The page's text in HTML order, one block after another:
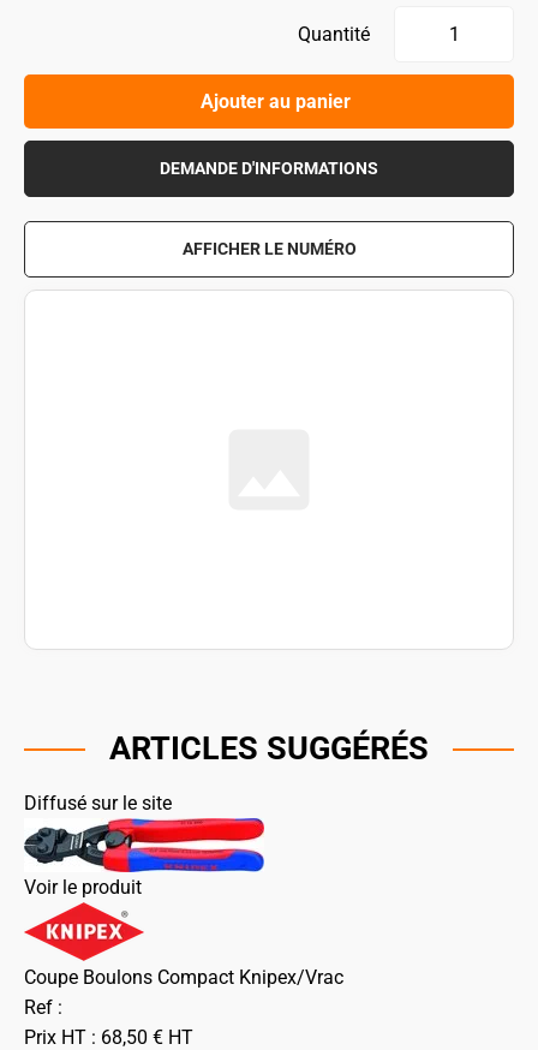
Quantité
Ajouter au panier
DEMANDE D'INFORMATIONS
AFFICHER LE NUMÉRO
ARTICLES SUGGÉRÉS
Diffusé sur le site
Voir le produit
Coupe Boulons Compact Knipex/Vrac
Ref :
Prix HT : 68,50 € HT